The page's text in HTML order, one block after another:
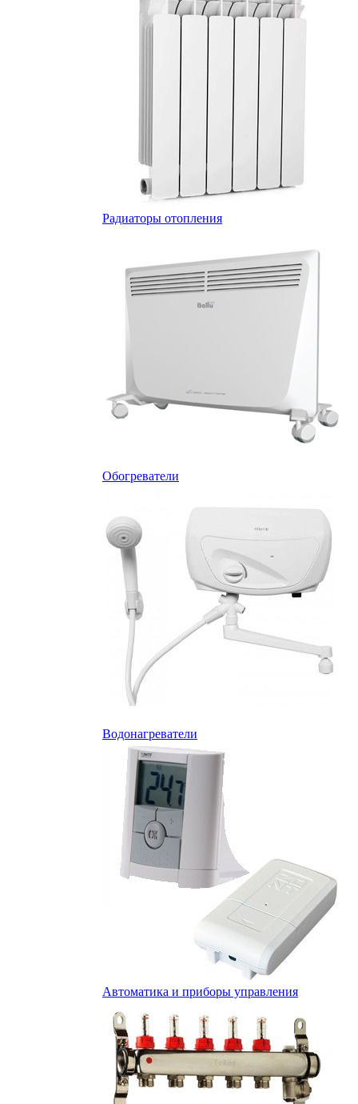
Радиаторы отопления
Обогреватели
Водонагреватели
Автоматика и приборы управления